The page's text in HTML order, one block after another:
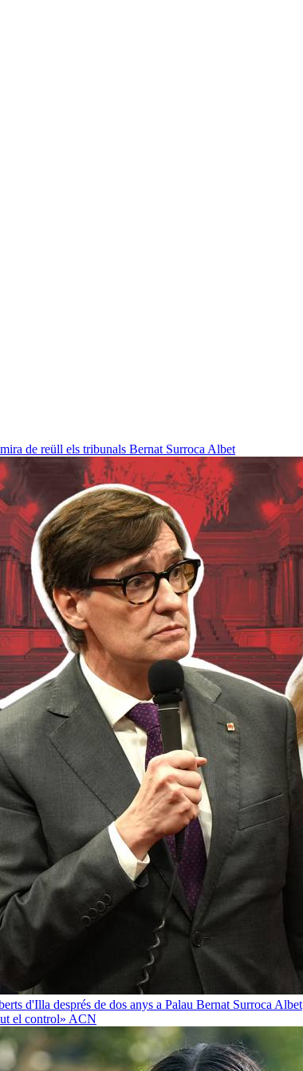
de reüll els tribunals Bernat Surroca Albet
d'Illa després de dos anys a Palau Bernat Surroca Albet
el control» ACN